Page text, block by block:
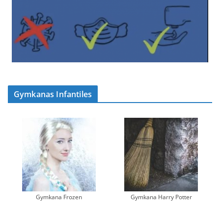
Gymkanas Infantiles
Gymkana Frozen Gymkana Harry Potter